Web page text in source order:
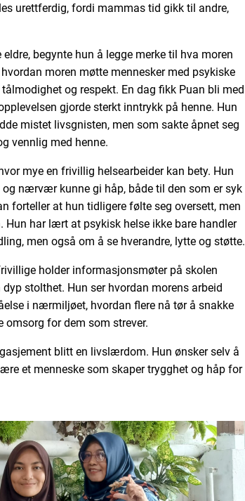
urettferdig, fordi mammas tid gikk til andre,
begynte hun å legge merke til hva moren
moren møtte mennesker med psykiske
og respekt. En dag fikk Puan bli med
gjorde sterkt inntrykk på henne. Hun
mistet livsgnisten, men som sakte åpnet seg
vennlig med henne.
mye en frivillig helsearbeider kan bety. Hun
nærvær kunne gi håp, både til den som er syk
forteller at hun tidligere følte seg oversett, men
Hun har lært at psykisk helse ikke bare handler
men også om å se hverandre, lytte og støtte.
holder informasjonsmøter på skolen
dyp stolthet. Hun ser hvordan morens arbeid
i nærmiljøet, hvordan flere nå tør å snakke
omsorg for dem som strever.
blitt en livslærdom. Hun ønsker selv å
et menneske som skaper trygghet og håp for